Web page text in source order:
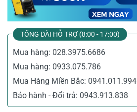
TỔNG ĐÀI HỖ TRỢ (8:00 - 17:00)
Mua hàng: 028.3975.6686
Mua hàng: 0933.075.786
Mua Hàng Miền Bắc: 0941.011.994
Bảo hành - Đổi trả: 0943.913.838